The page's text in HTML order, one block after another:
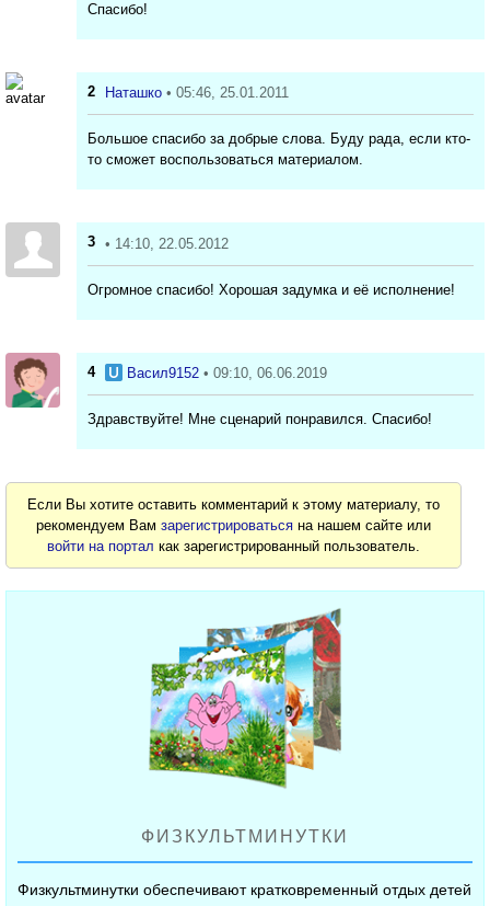
Спасибо!
2 Наташко • 05:46, 25.01.2011
Большое спасибо за добрые слова. Буду рада, если кто-
то сможет воспользоваться материалом.
3 • 14:10, 22.05.2012
Огромное спасибо! Хорошая задумка и её исполнение!
4 Васил9152 • 09:10, 06.06.2019
Здравствуйте! Мне сценарий понравился. Спасибо!
Если Вы хотите оставить комментарий к этому материалу, то
рекомендуем Вамзарегистрироваться на нашем сайте или
войти на портал как зарегистрированный пользователь.
ФИЗКУЛЬТМИНУТКИ
Физкультминутки обеспечивают кратковременный отдых детей